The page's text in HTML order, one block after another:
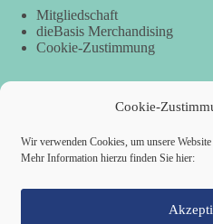
Cookie-
Wir verwenden Cookies, um unsere
Mehr Information hierzu finden Sie hier:
Mitgliedschaft
dieBasis Merchandising
Cookie-Zustimmung
Per Banküberweisung:
IBAN: DE87 2019 0003 0002 2499